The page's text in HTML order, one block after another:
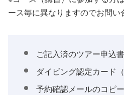
ース毎に異なりますのでお問い
ご記入済のツアー申込書
ダイビング認定カード
予約確認メールのコピー